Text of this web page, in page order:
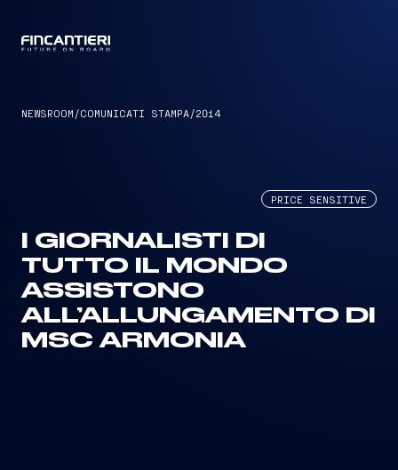
NEWSROOM /COMUNICATI STAMPA/2014
PRICE SENSITIVE
I GIORNALISTI DI
TUTTO IL MONDO
ASSISTONO
ALL’ALLUNGAMENTO DI
MSC ARMONIA